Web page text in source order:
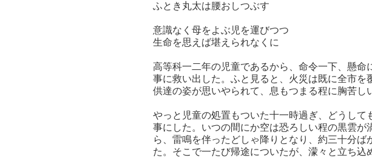
ふとき丸太は腰おしつぶす
意識なく母をよぶ児を運びつつ
生命を思えば堪えられなくに
高等科一二年の児童であるから、命令一下、懸
事に救い出した。ふと見ると、火災は既に全市
供達の姿が思いやられて、息もつまる程に胸苦し
やっと児童の処置もついた十一時過ぎ、どうし
事にした。いつの間にか空は恐ろしい程の黒雲
ら、雷鳴を伴ったどしゃ降りとなり、約三十分
た。そこで一たび帰途についたが、濛々と立ち